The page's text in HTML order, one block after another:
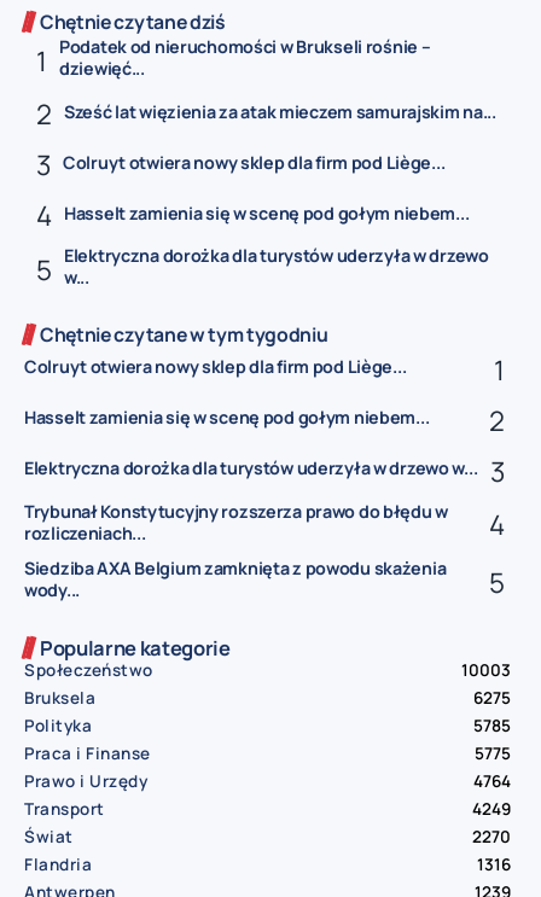
Chętnie czytane dziś
Podatek od nieruchomości w Brukseli rośnie –
dziewięć...
Sześć lat więzienia za atak mieczem samurajskim na...
Colruyt otwiera nowy sklep dla firm pod Liège...
Hasselt zamienia się w scenę pod gołym niebem...
Elektryczna dorożka dla turystów uderzyła w drzewo
w...
Chętnie czytane w tym tygodniu
Colruyt otwiera nowy sklep dla firm pod Liège...
Hasselt zamienia się w scenę pod gołym niebem...
Elektryczna dorożka dla turystów uderzyła w drzewo w...
Trybunał Konstytucyjny rozszerza prawo do błędu w
rozliczeniach...
Siedziba AXA Belgium zamknięta z powodu skażenia
wody...
Popularne kategorie
Społeczeństwo
10003
Bruksela
6275
Polityka
5785
Praca i Finanse
5775
Prawo i Urzędy
4764
Transport
4249
Świat
2270
Flandria
1316
Antwerpen
1239